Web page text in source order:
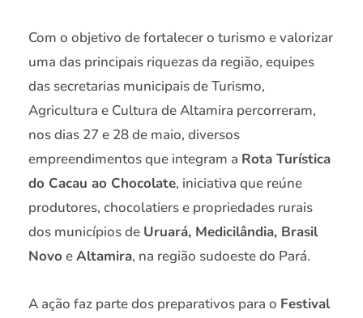
Com o objetivo de fortalecer o turismo e valorizar
uma das principais riquezas da região, equipes
das secretarias municipais de Turismo,
Agricultura e Cultura de Altamira percorreram,
nos dias 27 e 28 de maio, diversos
empreendimentos que integram a Rota Turística
do Cacau ao Chocolate, iniciativa que reúne
produtores, chocolatiers e propriedades rurais
dos municípios de Uruará, Medicilândia, Brasil
Novo eAltamira, na região sudoeste do Pará.
A ação faz parte dos preparativos para o Festival